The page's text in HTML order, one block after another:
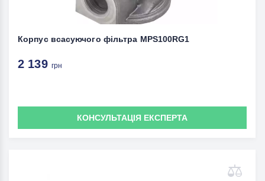
Корпус всасуючого фільтра MPS100RG1
2 139 грн
КОНСУЛЬТАЦІЯ ЕКСПЕРТА